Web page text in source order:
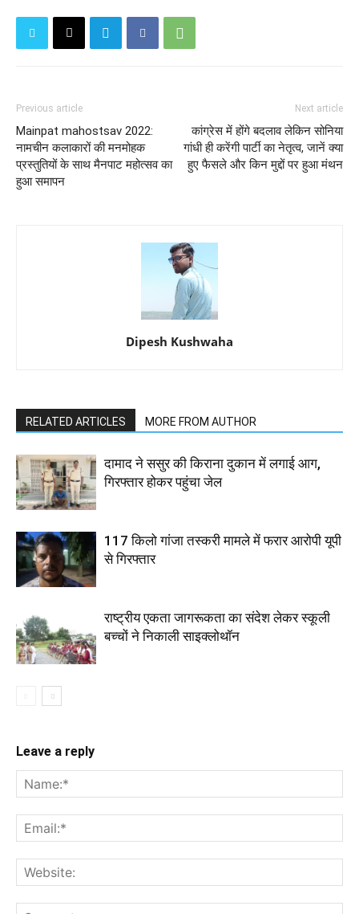
Previous article
Mainpat mahostsav 2022:
नामचीन कलाकारों की मनमोहक
प्रस्तुतियों के साथ मैनपाट महोत्सव का
हुआ समापन
Next article
कांग्रेस में होंगे बदलाव लेकिन सोनिया
गांधी ही करेंगी पार्टी का नेतृत्‍व, जानें क्‍या
हुए फैसले और किन मुद्दों पर हुआ मंथन
Dipesh Kushwaha
RELATED ARTICLES MORE FROM AUTHOR
दामाद ने ससुर की किराना दुकान में लगाई आग,
गिरफ्तार होकर पहुंचा जेल
117 किलो गांजा तस्करी मामले में फरार आरोपी यूपी
से गिरफ्तार
राष्ट्रीय एकता जागरूकता का संदेश लेकर स्कूली
बच्चों ने निकाली साइक्लोथॉन
Leave a reply